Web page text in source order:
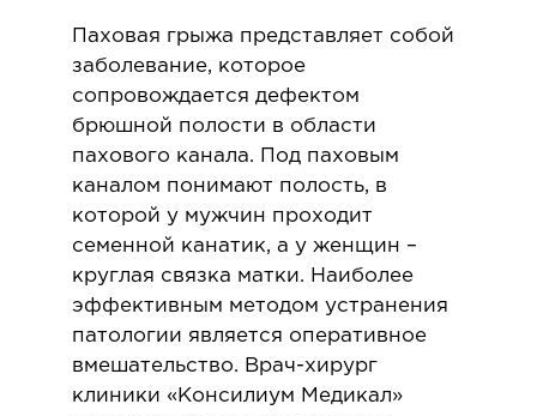
ХИРУРГИЯ
в гинекологии
в онкологии
в урологии
в хирургии
И ОНКОХИРУРГИЯ
и болезни молочной железы
и онкохирургия
Паховая грыжа представляет собой
заболевание, которое
сопровождается дефектом
брюшной полости в области
пахового канала. Под паховым
каналом понимают полость, в
которой у мужчин проходит
семенной канатик, а у женщин –
круглая связка матки. Наиболее
эффективным методом устранения
патологии является оперативное
вмешательство. Врач-хирург
клиники «Консилиум Медикал»